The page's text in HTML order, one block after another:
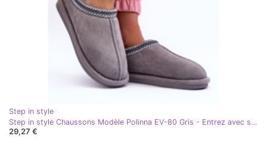
Step in style
Step in style Chaussons Modèle Polinna EV-80 Gris - Entrez avec style
29,27 €